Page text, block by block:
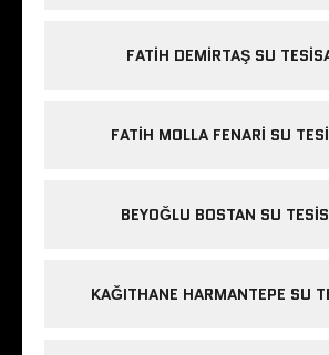
FATIH DEMIRTAŞ SU
FATIH MOLLA FENARI SU
BEYOĞLU BOSTAN SU
KAĞITHANE HARMANTEPE SU